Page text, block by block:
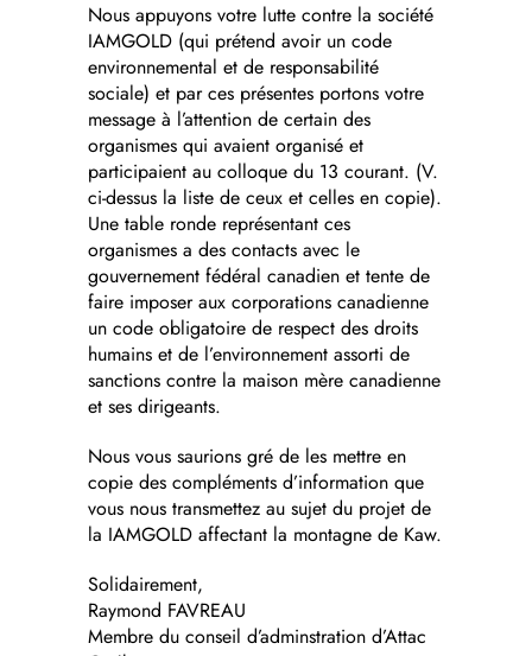
Nous appuyons votre lutte contre la société
IAMGOLD (qui prétend avoir un code
environnemental et de responsabilité
sociale) et par ces présentes portons votre
message à l’attention de certain des
organismes qui avaient organisé et
participaient au colloque du 13 courant. (V.
ci-dessus la liste de ceux et celles en copie).
Une table ronde représentant ces
organismes a des contacts avec le
gouvernement fédéral canadien et tente de
faire imposer aux corporations canadienne
un code obligatoire de respect des droits
humains et de l’environnement assorti de
sanctions contre la maison mère canadienne
et ses dirigeants.
Nous vous saurions gré de les mettre en
copie des compléments d’information que
vous nous transmettez au sujet du projet de
la IAMGOLD affectant la montagne de Kaw.
Solidairement,
Raymond FAVREAU
Membre du conseil d’adminstration d’Attac